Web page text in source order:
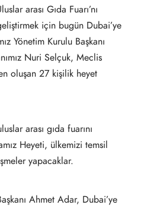
arası Gıda Fuarı’nı
için bugün Dubai’ye
Yönetim Kurulu Başkanı
Nuri Selçuk, Meclis
oluşan 27 kişilik heyet
arası gıda fuarını
Heyeti, ülkemizi temsil
yapacaklar.
Ahmet Adar, Dubai’ye